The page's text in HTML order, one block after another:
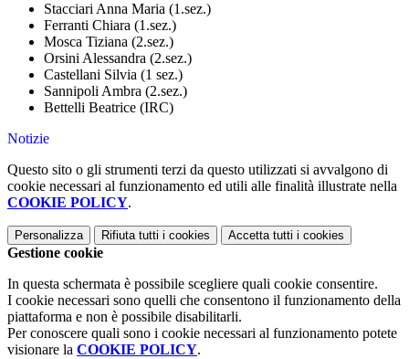
Stacciari Anna Maria (1.sez.)
Ferranti Chiara (1.sez.)
Mosca Tiziana (2.sez.)
Orsini Alessandra (2.sez.)
Castellani Silvia (1 sez.)
Sannipoli Ambra (2.sez.)
Bettelli Beatrice (IRC)
Notizie
Questo sito o gli strumenti terzi da questo utilizzati si avvalgono di
cookie necessari al funzionamento ed utili alle finalità illustrate nella
COOKIE POLICY.
Personalizza Rifiuta tutti i cookies Accetta tutti i cookies
Gestione cookie
In questa schermata è possibile scegliere quali cookie consentire.
I cookie necessari sono quelli che consentono il funzionamento della
piattaforma e non è possibile disabilitarli.
Per conoscere quali sono i cookie necessari al funzionamento potete
visionare la COOKIE POLICY.